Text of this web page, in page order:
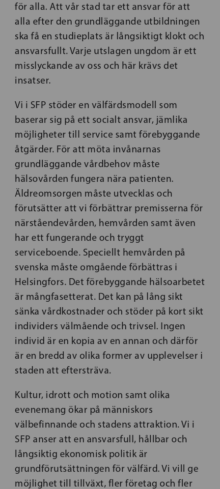
för alla. Att vår stad tar ett ansvar för att
alla efter den grundläggande utbildningen
ska få en studieplats är långsiktigt klokt och
ansvarsfullt. Varje utslagen ungdom är ett
misslyckande av oss och här krävs det
insatser.
Vi i SFP stöder en välfärdsmodell som
baserar sig på ett socialt ansvar, jämlika
möjligheter till service samt förebyggande
åtgärder. För att möta invånarnas
grundläggande vårdbehov måste
hälsovården fungera nära patienten.
Äldreomsorgen måste utvecklas och
förutsätter att vi förbättrar premisserna för
närståendevården, hemvården samt även
har ett fungerande och tryggt
serviceboende. Speciellt hemvården på
svenska måste omgående förbättras i
Helsingfors. Det förebyggande hälsoarbetet
är mångfasetterat. Det kan på lång sikt
sänka vårdkostnader och stöder på kort sikt
individers välmående och trivsel. Ingen
individ är en kopia av en annan och därför
är en bredd av olika former av upplevelser i
staden att eftersträva.
Kultur, idrott och motion samt olika
evenemang ökar på människors
välbefinnande och stadens attraktion. Vi i
SFP anser att en ansvarsfull, hållbar och
långsiktig ekonomisk politik är
grundförutsättningen för välfärd. Vi vill ge
möjlighet till tillväxt, fler företag och fler